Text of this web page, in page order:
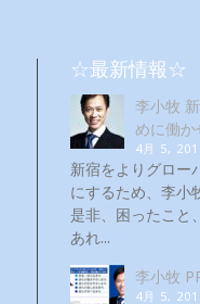
☆最新情報☆
李小牧
めに働か
4月 5,
新宿をよりグロー
にするため、李
是非、困ったこと
あれ...
李小牧
4月 5,